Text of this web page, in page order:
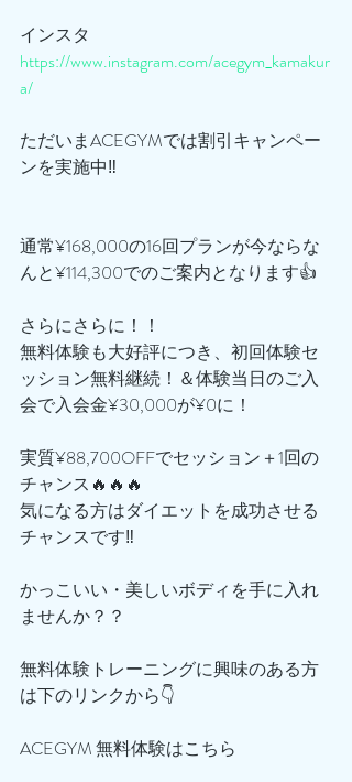
インスタ
https://www.instagram.com/acegym_kamakur
a/
ただいまACEGYMでは割引キャンペー
ンを実施中‼️
通常¥168,000の16回プランが今ならな
んと¥114,300でのご案内となります👍
さらにさらに！！
無料体験も大好評につき、初回体験セ
ッション無料継続！＆体験当日のご入
会で入会金¥30,000が¥0に！
実質¥88,700OFFでセッション＋1回の
チャンス🔥🔥🔥
気になる方はダイエットを成功させる
チャンスです‼️
かっこいい・美しいボディを手に入れ
ませんか？？
無料体験トレーニングに興味のある方
は下のリンクから👇
ACEGYM 無料体験はこちら